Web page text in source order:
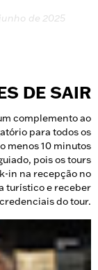
junho de 2025
DE SAIR
complemento ao
para todos os
menos 10 minutos
pois os tours
in na recepção no
turístico e receber
do tour.